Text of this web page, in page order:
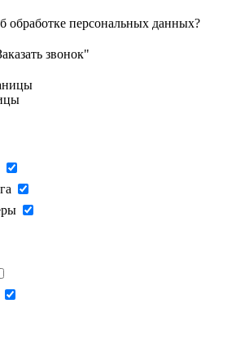
обработке персональных данных?
звонок"